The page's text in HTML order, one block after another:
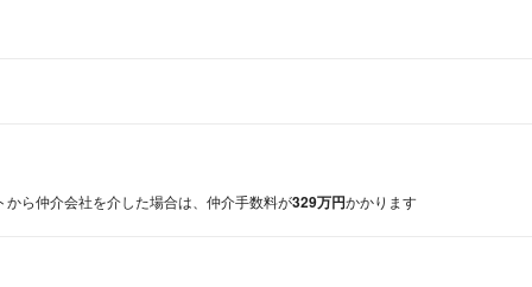
ら仲介会社を介した場合は、 仲介手数料が329万円かかります